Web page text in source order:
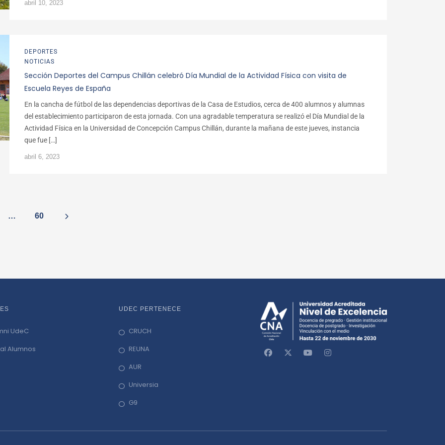
abril 10, 2023
DEPORTES
NOTICIAS
Sección Deportes del Campus Chillán celebró Día Mundial de la Actividad Física con visita de
Escuela Reyes de España
En la cancha de fútbol de las dependencias deportivas de la Casa de Estudios, cerca de 400 alumnos y alumnas
del establecimiento participaron de esta jornada. Con una agradable temperatura se realizó el Día Mundial de la
Actividad Física en la Universidad de Concepción Campus Chillán, durante la mañana de este jueves, instancia
que fue […]
abril 6, 2023
… 60
UdeC
Alumnos
UDEC PERTENECE
CRUCH
REUNA
AUR
Universia
G9